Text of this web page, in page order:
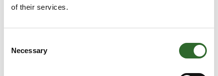
of their services.
Selection
Necessary